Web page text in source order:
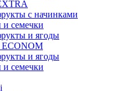
с начинками
и семечки
и ягоды
и ягоды
и семечки